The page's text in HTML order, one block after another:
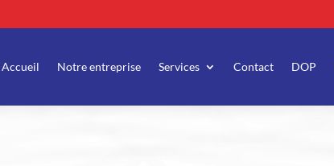
Accueil Notre entreprise Services Contact DOP